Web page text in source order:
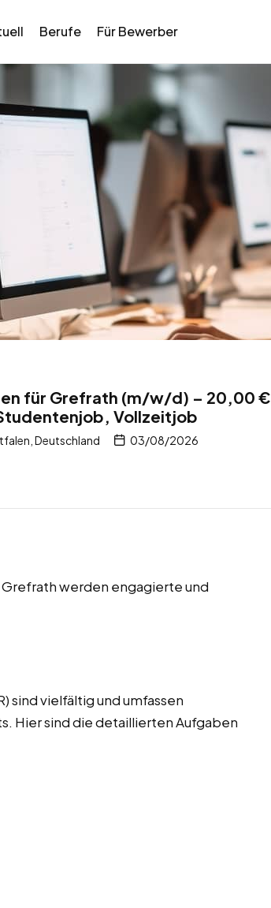
Berufe Für Bewerber
für Grefrath (m/w/d) – 20,00 €
Vollzeitjob
Deutschland 03/08/2026
werden engagierte und
sind vielfältig und umfassen
Hier sind die detaillierten Aufgaben